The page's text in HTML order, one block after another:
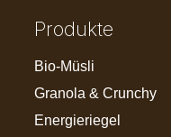
Produkte
Bio-Müsli
Granola & Crunchy
Energieriegel